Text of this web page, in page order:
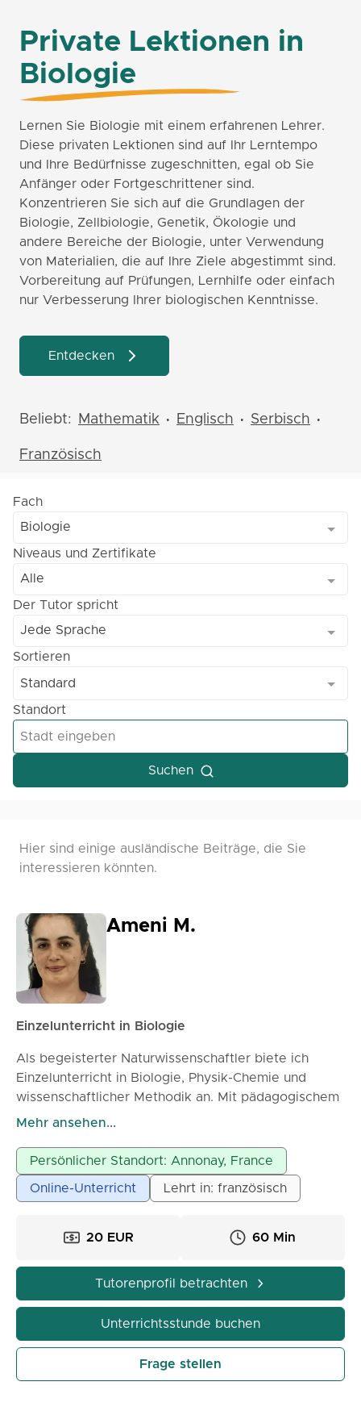
Private Lektionen in
Biologie
Lernen Sie Biologie mit einem erfahrenen Lehrer.
Diese privaten Lektionen sind auf Ihr Lerntempo
und Ihre Bedürfnisse zugeschnitten, egal ob Sie
Anfänger oder Fortgeschrittener sind.
Konzentrieren Sie sich auf die Grundlagen der
Biologie, Zellbiologie, Genetik, Ökologie und
andere Bereiche der Biologie, unter Verwendung
von Materialien, die auf Ihre Ziele abgestimmt sind.
Vorbereitung auf Prüfungen, Lernhilfe oder einfach
nur Verbesserung Ihrer biologischen Kenntnisse.
Entdecken
Beliebt: Mathematik • Englisch • Serbisch •
Französisch
Fach
Biologie
Niveaus und Zertifikate
Alle
Der Tutor spricht
Jede Sprache
Sortieren
Standard
Standort
Suchen
Hier sind einige ausländische Beiträge, die Sie
interessieren könnten.
Ameni M.
Einzelunterricht in Biologie
Als begeisterter Naturwissenschaftler biete ich
Einzelunterricht in Biologie, Physik-Chemie und
wissenschaftlicher Methodik an. Mit pädagogischem
Geschick und Geduld helfe ich jedem Schüler,
Schlüsselkonzepte zu verstehen und ihre Prüfungen
dank einer persönlichen Betreuung erfolgreich zu
bestehen.
Mehr ansehen...
Persönlicher Standort: Annonay, France
Online-Unterricht Lehrt in: französisch
20 EUR 60 Min
Tutorenprofil betrachten
Unterrichtsstunde buchen
Frage stellen